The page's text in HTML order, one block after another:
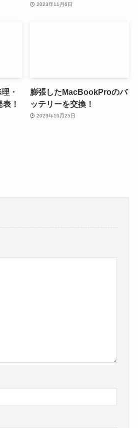
2023年11月6日
・
！
膨張したMacBookProのバ
ッテリーを交換！
2023年10月25日